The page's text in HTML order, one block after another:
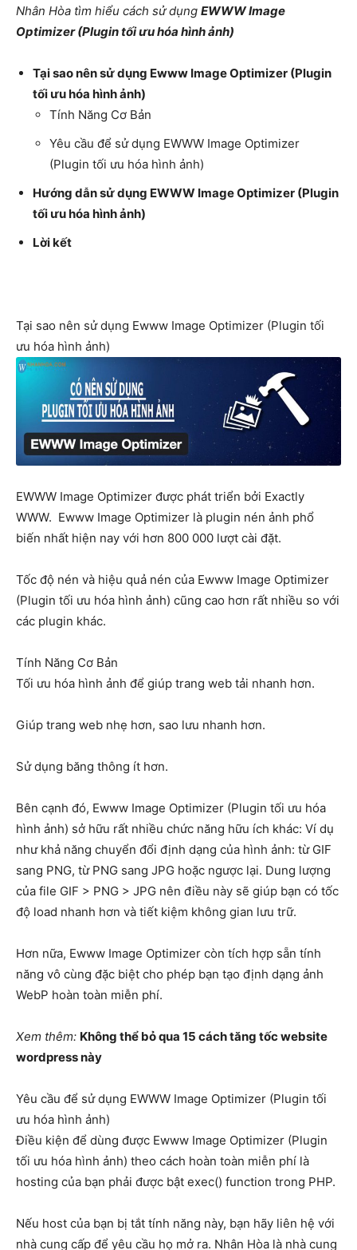
Nhân Hòa tìm hiểu cách sử dụng EWWW Image
Optimizer (Plugin tối ưu hóa hình ảnh)
Tại sao nên sử dụng Ewww Image Optimizer (Plugin
tối ưu hóa hình ảnh)
Tính Năng Cơ Bản
Yêu cầu để sử dụng EWWW Image Optimizer
(Plugin tối ưu hóa hình ảnh)
Hướng dẫn sử dụng EWWW Image Optimizer (Plugin
tối ưu hóa hình ảnh)
Lời kết
Tại sao nên sử dụng Ewww Image Optimizer (Plugin tối
ưu hóa hình ảnh)
EWWW Image Optimizer được phát triển bởi Exactly
WWW. Ewww Image Optimizer là plugin nén ảnh phổ
biến nhất hiện nay với hơn 800 000 lượt cài đặt.
Tốc độ nén và hiệu quả nén của Ewww Image Optimizer
(Plugin tối ưu hóa hình ảnh) cũng cao hơn rất nhiều so với
các plugin khác.
Tính Năng Cơ Bản
Tối ưu hóa hình ảnh để giúp trang web tải nhanh hơn.
Giúp trang web nhẹ hơn, sao lưu nhanh hơn.
Sử dụng băng thông ít hơn.
Bên cạnh đó, Ewww Image Optimizer (Plugin tối ưu hóa
hình ảnh) sở hữu rất nhiều chức năng hữu ích khác: Ví dụ
như khả năng chuyển đổi định dạng của hình ảnh: từ GIF
sang PNG, từ PNG sang JPG hoặc ngược lại. Dung lượng
của file GIF > PNG > JPG nên điều này sẽ giúp bạn có tốc
độ load nhanh hơn và tiết kiệm không gian lưu trữ.
Hơn nữa, Ewww Image Optimizer còn tích hợp sẵn tính
năng vô cùng đặc biệt cho phép bạn tạo định dạng ảnh
WebP hoàn toàn miễn phí.
Xem thêm: Không thể bỏ qua 15 cách tăng tốc website
wordpress này
Yêu cầu để sử dụng EWWW Image Optimizer (Plugin tối
ưu hóa hình ảnh)
Điều kiện để dùng được Ewww Image Optimizer (Plugin
tối ưu hóa hình ảnh) theo cách hoàn toàn miễn phí là
hosting của bạn phải được bật exec() function trong PHP.
Nếu host của bạn bị tắt tính năng này, bạn hãy liên hệ với
nhà cung cấp để yêu cầu họ mở ra. Nhân Hòa là nhà cung